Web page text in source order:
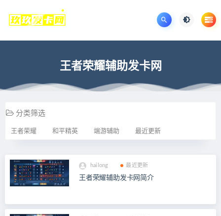
王者荣耀辅助发卡网
分类筛选
王者荣耀 和平精英 端游辅助 最近更新
hailong 最近更新
王者荣耀辅助发卡网简介